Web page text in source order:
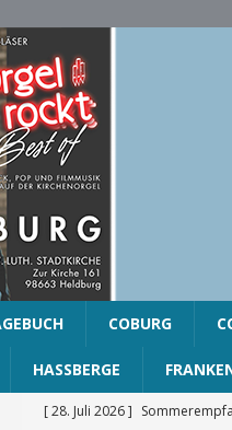
COBURG
HASSBERGE
[ 28. Juli 2026 ]